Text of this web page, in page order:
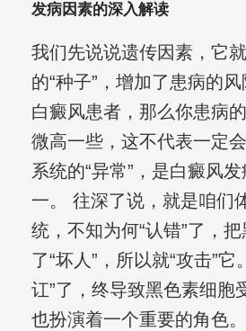
发病因素的深入解读
我们先说说遗传因素，它
的“种子”，增加了患病的
白癜风患者，那么你患病
微高一些，这不代表一定
系统的“异常”，是白癜风
一。 往深了说，就是咱们
统，不知为何“认错”了，
了“坏人”，所以就“攻击”它
讧”了，终导致黑色素细胞
也扮演着一个重要的角色